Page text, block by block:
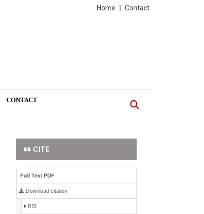
Contact
Home
CONTACT
CITE
Full Text PDF
Download citation
RIS